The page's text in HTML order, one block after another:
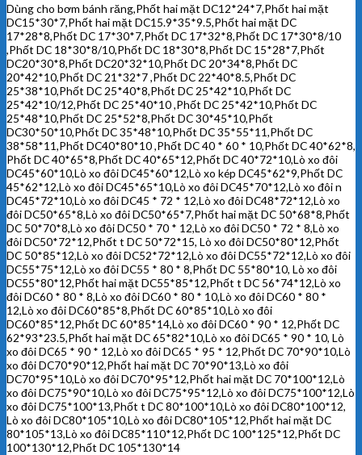
Dùng cho bơm bánh răng,Phốt hai mặt DC12*24*7,Phốt hai mặt
DC15*30*7,Phốt hai mặt DC15.9*35*9.5,Phốt hai mặt DC
17*28*8,Phốt DC 17*30*7,Phốt DC 17*32*8,Phốt DC 17*30*8/10
,Phốt DC 18*30*8/10,Phốt DC 18*30*8,Phốt DC 15*28*7,Phốt
DC20*30*8,Phốt DC20*32*10,Phốt DC 20*34*8,Phốt DC
20*42*10,Phốt DC 21*32*7 ,Phốt DC 22*40*8.5,Phốt DC
25*38*10,Phốt DC 25*40*8,Phốt DC 25*42*10,Phốt DC
25*42*10/12,Phốt DC 25*40*10 ,Phốt DC 25*42*10,Phốt DC
25*48*10,Phốt DC 25*52*8,Phốt DC 30*45*10,Phốt
DC30*50*10,Phốt DC 35*48*10,Phốt DC 35*55*11,Phốt DC
38*58*11,Phốt DC40*80*10 ,Phốt DC 40 * 60 * 10,Phốt DC 40*62*8,
Phốt DC 40*65*8,Phốt DC 40*65*12,Phốt DC 40*72*10,Lò xo đôi
DC45*60*10,Lò xo đôi DC45*60*12,Lò xo kép DC45*62*9,Phốt DC
45*62*12,Lò xo đôi DC45*65*10,Lò xo đôi DC45*70*12,Lò xo đôi n
DC45*72*10,Lò xo đôi DC45 * 72 * 12,Lò xo đôi DC48*72*12,Lò xo
đôi DC50*65*8,Lò xo đôi DC50*65*7,Phốt hai mặt DC 50*68*8,Phốt
DC 50*70*8,Lò xo đôi DC50 * 70 * 12,Lò xo đôi DC50 * 72 * 8,Lò xo
đôi DC50*72*12,Phốt t DC 50*72*15, Lò xo đôi DC50*80*12,Phốt
DC 50*85*12,Lò xo đôi DC52*72*12,Lò xo đôi DC55*72*12,Lò xo đôi
DC55*75*12,Lò xo đôi DC55 * 80 * 8,Phốt DC 55*80*10, Lò xo đôi
DC55*80*12,Phốt hai mặt DC55*85*12,Phốt t DC 56*74*12,Lò xo
đôi DC60 * 80 * 8,Lò xo đôi DC60 * 80 * 10,Lò xo đôi DC60 * 80 *
12,Lò xo đôi DC60*85*8,Phốt DC 60*85*10,Lò xo đôi
DC60*85*12,Phốt DC 60*85*14,Lò xo đôi DC60 * 90 * 12,Phốt DC
62*93*23.5,Phốt hai mặt DC 65*82*10,Lò xo đôi DC65 * 90 * 10, Lò
xo đôi DC65 * 90 * 12,Lò xo đôi DC65 * 95 * 12,Phốt DC 70*90*10,Lò
xo đôi DC70*90*12,Phốt hai mặt DC 70*90*13,Lò xo đôi
DC70*95*10,Lò xo đôi DC70*95*12,Phốt hai mặt DC 70*100*12,Lò
xo đôi DC75*90*10,Lò xo đôi DC75*95*12,Lò xo đôi DC75*100*12,Lò
xo đôi DC75*100*13,Phốt t DC 80*100*10,Lò xo đôi DC80*100*12,
Lò xo đôi DC80*105*10,Lò xo đôi DC80*105*12,Phốt hai mặt DC
80*105*13,Lò xo đôi DC85*110*12,Phốt DC 100*125*12,Phốt DC
100*130*12,Phốt DC 105*130*14